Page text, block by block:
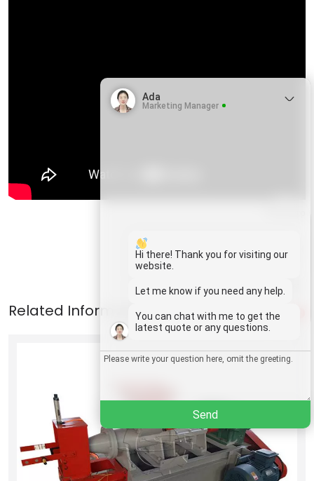
Wechat
Chat
Ada
Marketing Manager
Hi there! Thank you for visiting our
website.
Let me know if you need any help.
You can chat with me to get the
latest quote or any questions.
Send